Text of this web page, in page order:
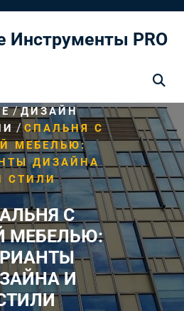
Инструменты PRO
/ДИЗАЙН
/СПАЛЬНЯ С
МЕБЕЛЬЮ:
ДИЗАЙНА
СТИЛИ
С
МЕБЕЛЬЮ:
И